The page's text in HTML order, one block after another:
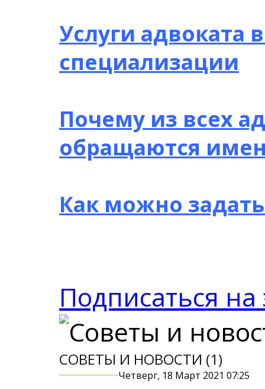
Услуги
специализации
Почему из всех
обращаются
Как можно
Подписаться на
СОВЕТЫ И НОВОСТИ (1)
Четверг, 18 Март 2021 07:25